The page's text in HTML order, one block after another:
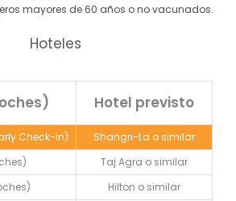
mayores de 60 años o no vacunados.
Hoteles
Hotel previsto
Check-In)
Shangri-La o similar
Taj Agra o similar
Hilton o similar